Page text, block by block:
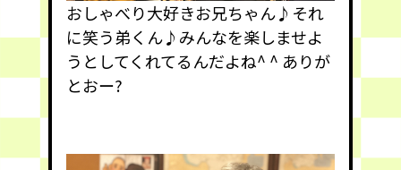
おしゃべり大好きお兄ちゃん♪それ
に笑う弟くん♪みんなを楽しませよ
うとしてくれてるんだよね^ ^ ありが
とおー?